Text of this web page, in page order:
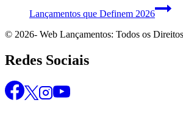
Lançamentos que Definem 2026
© 2026- Web Lançamentos: Todos os
Redes Sociais